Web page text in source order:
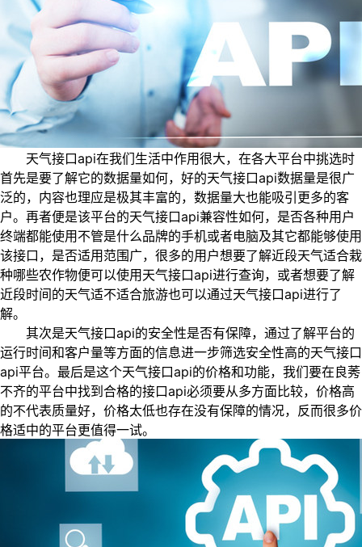
天气接口api在我们生活中作用很大，在各大平台中挑选时
首先是要了解它的数据量如何，好的天气接口api数据量是很广
泛的，内容也理应是极其丰富的，数据量大也能吸引更多的客
户。再者便是该平台的天气接口api兼容性如何，是否各种用户
终端都能使用不管是什么品牌的手机或者电脑及其它都能够使用
该接口，是否适用范围广，很多的用户想要了解近段天气适合栽
种哪些农作物便可以使用天气接口api进行查询，或者想要了解
近段时间的天气适不适合旅游也可以通过天气接口api进行了
解。
其次是天气接口api的安全性是否有保障，通过了解平台的
运行时间和客户量等方面的信息进一步筛选安全性高的天气接口
api平台。最后是这个天气接口api的价格和功能，我们要在良莠
不齐的平台中找到合格的接口api必须要从多方面比较，价格高
的不代表质量好，价格太低也存在没有保障的情况，反而很多价
格适中的平台更值得一试。